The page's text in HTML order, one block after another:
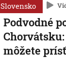
Slovensko
Podvodné
môžete